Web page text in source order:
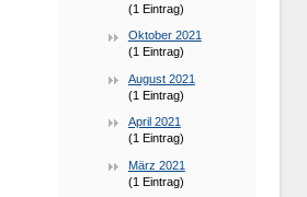
(1 Eintrag)
Oktober 2021
(1 Eintrag)
August 2021
(1 Eintrag)
April 2021
(1 Eintrag)
März 2021
(1 Eintrag)